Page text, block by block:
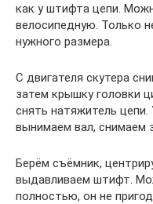
как у штифта цепи.
велосипедную. Только
нужного размера.
С двигателя скутера
затем крышку головки
снять натяжитель
вынимаем вал, снимаем
Берём съёмник,
выдавливаем штифт.
полностью, он не